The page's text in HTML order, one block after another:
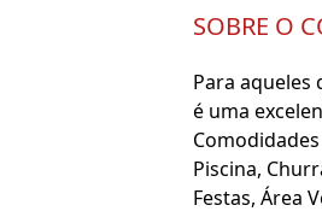
SOBRE O
Para aqueles
é uma
Piscina,
Festas, Área